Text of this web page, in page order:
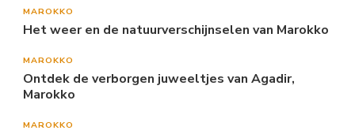
MAROKKO
Het weer en de natuurverschijnselen van Marokko
MAROKKO
Ontdek de verborgen juweeltjes van Agadir,
Marokko
MAROKKO